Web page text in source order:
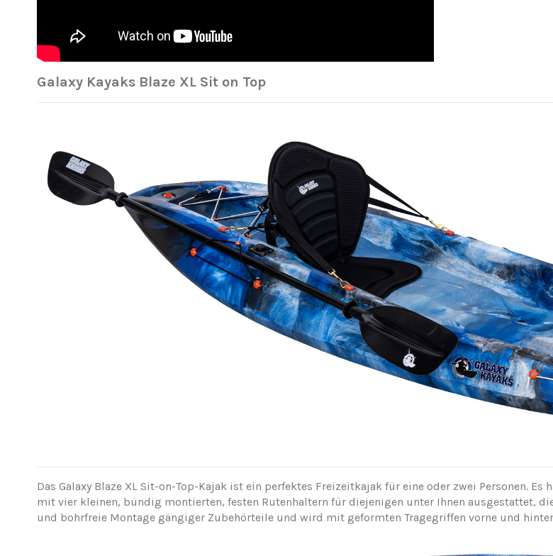
Galaxy Kayaks Blaze XL Sit on Top
Das Galaxy Blaze XL Sit-on-Top-Kajak ist ein perfektes Freizeitkajak für eine oder zwei Personen.
mit vier kleinen, bündig montierten, festen Rutenhaltern für diejenigen unter Ihnen ausgestattet,
und bohrfreie Montage gängiger Zubehörteile und wird mit geformten Tragegriffen vorne und